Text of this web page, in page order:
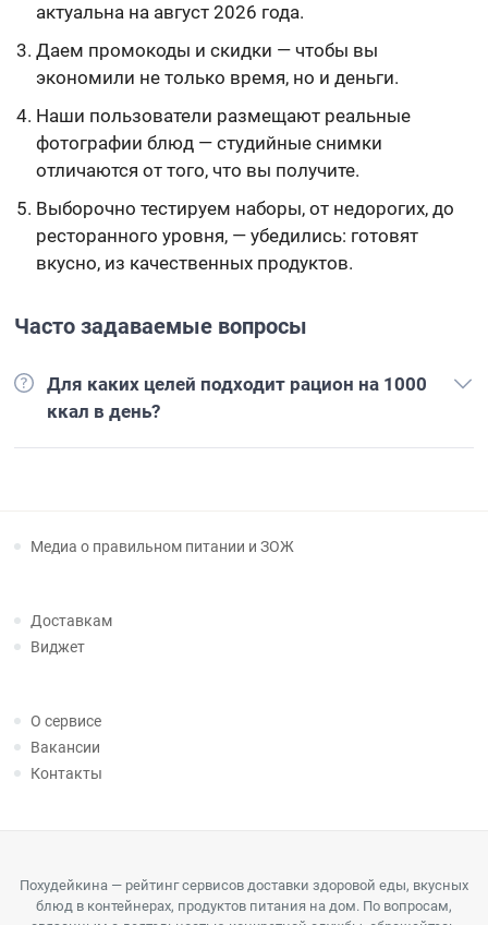
актуальна на август 2026 года.
Даем промокоды и скидки — чтобы вы
экономили не только время, но и деньги.
Наши пользователи размещают реальные
фотографии блюд — студийные снимки
отличаются от того, что вы получите.
Выборочно тестируем наборы, от недорогих, до
ресторанного уровня, — убедились: готовят
вкусно, из качественных продуктов.
Часто задаваемые вопросы
Для каких целей подходит рацион на 1000
ккал в день?
Медиа о правильном питании и ЗОЖ
Доставкам
Виджет
О сервисе
Вакансии
Контакты
Похудейкина — рейтинг сервисов доставки здоровой еды, вкусных
блюд в контейнерах, продуктов питания на дом. По вопросам,